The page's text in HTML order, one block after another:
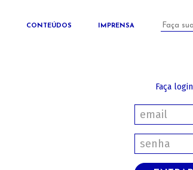
CONTEÚDOS IMPRENSA
Faça